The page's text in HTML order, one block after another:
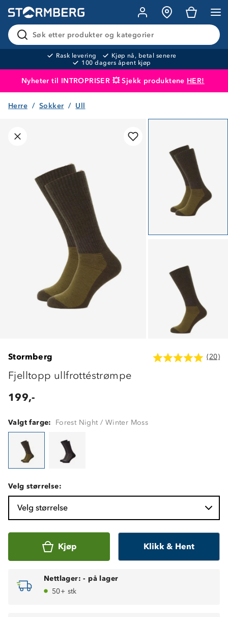
Søk etter produkter og kategorier
Rask levering
Kjøp nå, betal senere
100 dagers åpent kjøp
Nyheter til INTROPRISER 💥 Sjekk produktene HER!
Produktet er lagt i handlekurven
Herre Sokker Ull
Stormberg (20)
Fjelltopp ullfrottéstrømpe
199,-
Valgt farge: Forest Night / Winter Moss
Velg størrelse:
Velg størrelse
Kjøp Klikk & Hent
Nettlager: - på lager
50+ stk